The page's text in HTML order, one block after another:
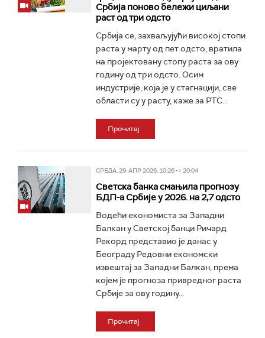
Србија поново бележи циљани
раст од три одсто
Србија се, захваљујући високој стопи
раста у марту од пет одсто, вратила
на пројектовану стопу раста за ову
годину од три одсто. Осим
индустрије, која је у стагнацији, све
области су у расту, каже за РТС...
Прочитај
СРЕДА, 29. АПР 2026, 10:26 -> 20:04
Светска банка смањила прогнозу
БДП-а Србије у 2026. на 2,7 одсто
Водећи економиста за Западни
Балкан у Светској банци Ричард
Рекорд представио је данас у
Београду Редовни економски
извештај за Западни Балкан, према
којем је прогноза привредног раста
Србије за ову годину...
Прочитај